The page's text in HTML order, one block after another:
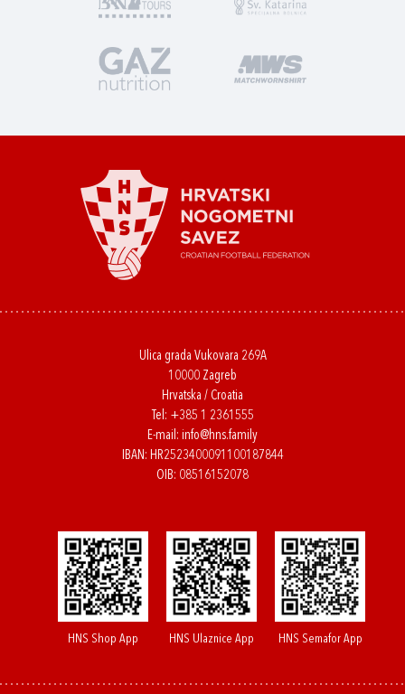
Ulica grada Vukovara 269A
10000 Zagreb
Hrvatska / Croatia
Tel: +385 1 2361555
E-mail: info@hns.family
IBAN: HR2523400091100187844
OIB: 08516152078
HNS Shop App HNS Ulaznice App HNS Semafor App